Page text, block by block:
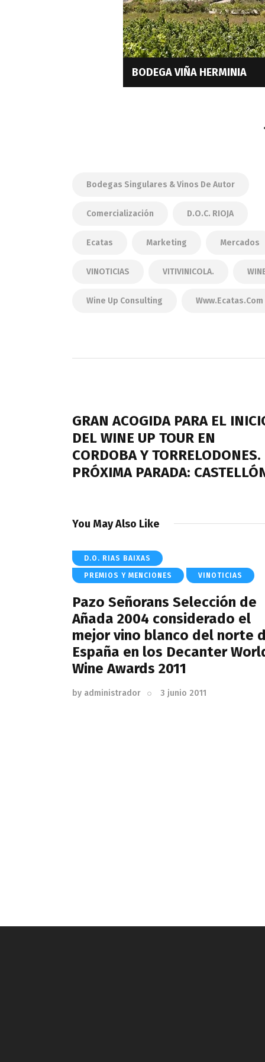
BODEGA VIÑA HERMINIA
Bodegas Singulares & Vinos De Autor
Comercialización D.O.C. RIOJA
Ecatas Marketing Mercados
VINOTICIAS VITIVINICOLA.
Wine Up Consulting Www.ecatas.com
entradas
GRAN ACOGIDA PARA EL
DEL WINE UP TOUR EN
CORDOBA Y TORRELODONES.
PRÓXIMA PARADA:
You May Also Like
D.O. RIAS BAIXAS
PREMIOS Y MENCIONES VINOTICIAS
Pazo Señorans Selección de
Añada 2004 considerado el
mejor vino blanco del norte
España en los Decanter
Wine Awards 2011
by administrador 3 junio 2011